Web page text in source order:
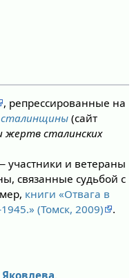
, репрессированные на
сталинщины (сайт
жертв сталинских
участники и ветераны
связанные судьбой с
книги «Отвага в
(Томск, 2009)
.